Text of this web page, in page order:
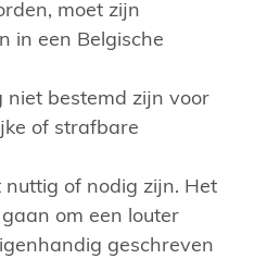
moet zijn
in een Belgische
niet bestemd zijn voor
of strafbare
nuttig of nodig zijn. Het
om een louter
geschreven